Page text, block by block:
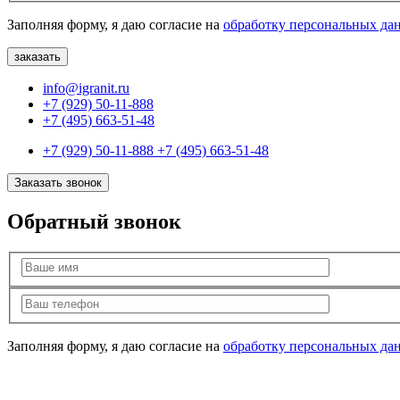
Заполняя форму, я даю согласие на обработку персональных
info@igranit.ru
+7 (929) 50-11-888
+7 (495) 663-51-48
+7 (929) 50-11-888 +7 (495) 663-51-48
Заказать звонок
Обратный звонок
Заполняя форму, я даю согласие на обработку персональных